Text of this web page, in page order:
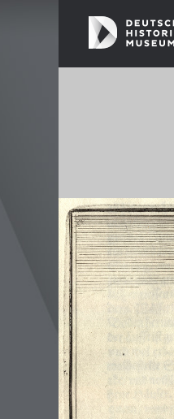
SHIP TYPES
Milestones in the
shipbuilding